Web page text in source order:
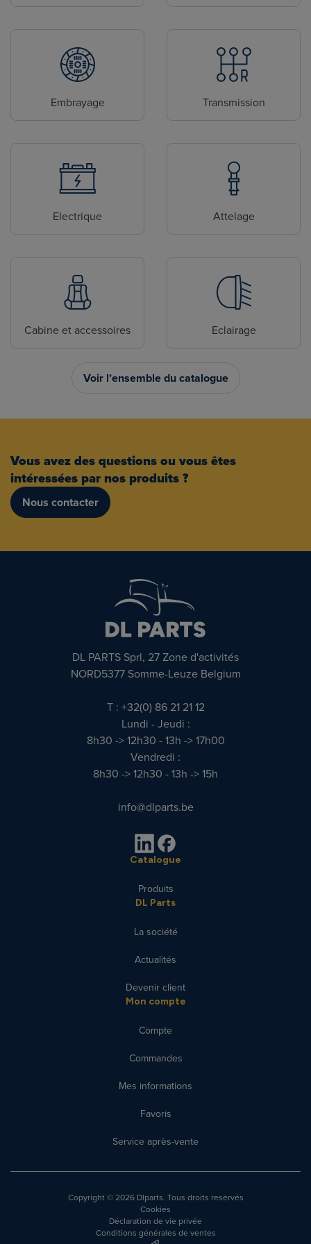
Embrayage Transmission
Electrique Attelage
Cabine et accessoires Eclairage
Voir l’ensemble du catalogue
Vous avez des questions ou vous êtes
intéressées par nos produits ?
Nous contacter
DL PARTS Sprl, 27 Zone d'activités
NORD5377 Somme-Leuze Belgium
T : +32(0) 86 21 21 12
Lundi - Jeudi :
8h30 -> 12h30 - 13h -> 17h00
Vendredi :
8h30 -> 12h30 - 13h -> 15h
info@dlparts.be
Catalogue
Produits
DL Parts
La société
Actualités
Devenir client
Mon compte
Compte
Commandes
Mes informations
Favoris
Service après-vente
Copyright© 2026 Dlparts. Tous droits reservés
Cookies
Déclaration de vie privée
Conditions générales de ventes